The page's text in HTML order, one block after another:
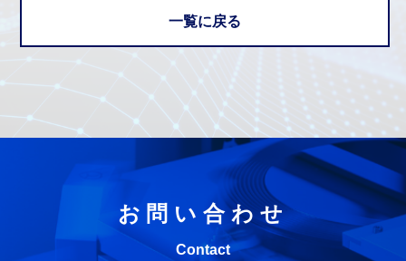
一覧に戻る
お問い合わせ
Contact